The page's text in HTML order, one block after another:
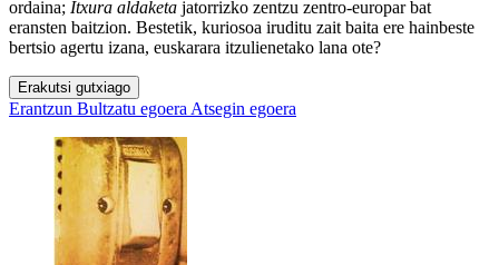
ordaina; Itxura aldaketa jatorrizko zentzu zentro-europar bat
eransten baitzion. Bestetik, kuriosoa iruditu zait baita ere hainbeste
bertsio agertu izana, euskarara itzulienetako lana ote?
Erakutsi gutxiago
Erantzun Bultzatu egoera Atsegin egoera